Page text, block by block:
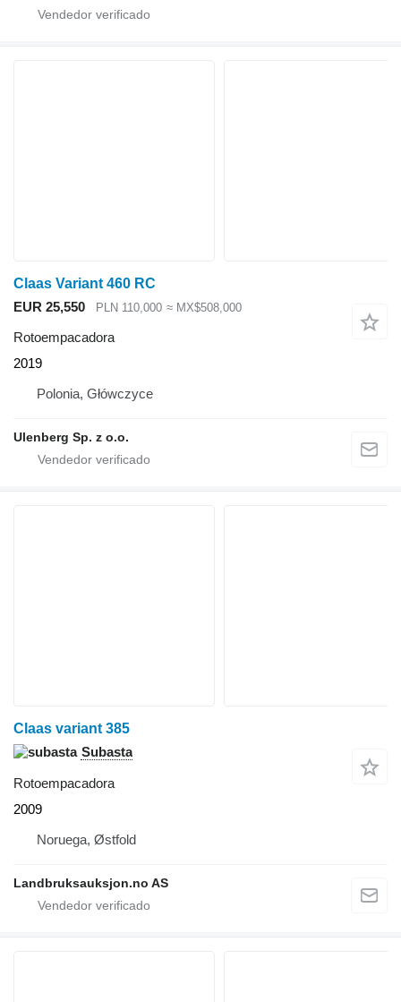
Claas Variant 460 RC
EUR 25,550
PLN 110,000 ≈ MX$508,000
Rotoempacadora
2019
Polonia, Główczyce
Ulenberg Sp. z o.o.
Claas variant 385
Subasta
Rotoempacadora
2009
Noruega, Østfold
Landbruksauksjon.no AS